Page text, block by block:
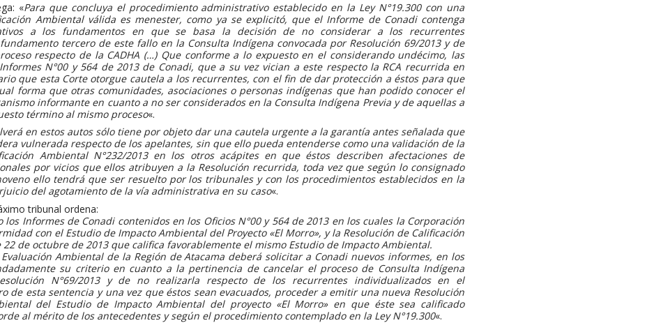
«Para que concluya el procedimiento administrativo establecido en la Ley N°19.300 con una
Ambiental válida es menester, como ya se explicitó, que el Informe de Conadi contenga
a los fundamentos en que se basa la decisión de no considerar a los recurrentes
tercero de este fallo en la Consulta Indígena convocada por Resolución 69/2013 y de
respecto de la CADHA (…) Que conforme a lo expuesto en el considerando undécimo, las
N°00 y 564 de 2013 de Conadi, que a su vez vician a este respecto la RCA recurrida en
que esta Corte otorgue cautela a los recurrentes, con el fin de dar protección a éstos para que
forma que otras comunidades, asociaciones o personas indígenas que han podido conocer el
informante en cuanto a no ser considerados en la Consulta Indígena Previa y de aquellas a
término al mismo proceso«.
en estos autos sólo tiene por objeto dar una cautela urgente a la garantía antes señalada que
vulnerada respecto de los apelantes, sin que ello pueda entenderse como una validación de la
Ambiental N°232/2013 en los otros acápites en que éstos describen afectaciones de
por vicios que ellos atribuyen a la Resolución recurrida, toda vez que según lo consignado
ello tendrá que ser resuelto por los tribunales y con los procedimientos establecidos en la
del agotamiento de la vía administrativa en su caso«.
tribunal ordena:
los Informes de Conadi contenidos en los Oficios N°00 y 564 de 2013 en los cuales la Corporación
con el Estudio de Impacto Ambiental del Proyecto «El Morro», y la Resolución de Calificación
22 de octubre de 2013 que califica favorablemente el mismo Estudio de Impacto Ambiental.
Ambiental de la Región de Atacama deberá solicitar a Conadi nuevos informes, en los
su criterio en cuanto a la pertinencia de cancelar el proceso de Consulta Indígena
N°69/2013 y de no realizarla respecto de los recurrentes individualizados en el
de esta sentencia y una vez que éstos sean evacuados, proceder a emitir una nueva Resolución
del Estudio de Impacto Ambiental del proyecto «El Morro» en que éste sea calificado
al mérito de los antecedentes y según el procedimiento contemplado en la Ley N°19.300«.